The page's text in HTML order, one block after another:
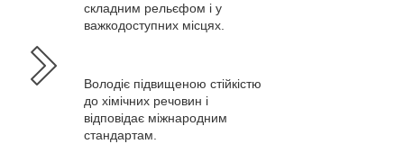
складним рельєфом і у
важкодоступних місцях.
Володіє підвищеною стійкістю
до хімічних речовин і
відповідає міжнародним
стандартам.